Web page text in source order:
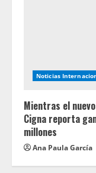
Noticias
Mientras el
Cigna reporta
millones
Ana Paula García